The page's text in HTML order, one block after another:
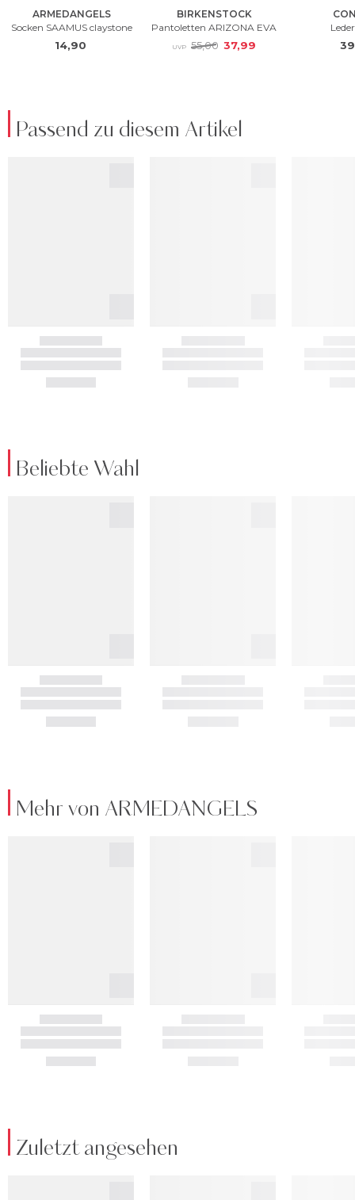
Passend zu diesem Artikel
Beliebte Wahl
Mehr von ARMEDANGELS
Zuletzt angesehen